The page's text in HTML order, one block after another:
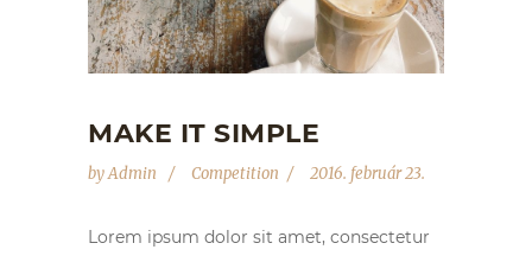
MAKE IT SIMPLE
byAdmin Competition 2016. február 23.
Lorem ipsum dolor sit amet, consectetur